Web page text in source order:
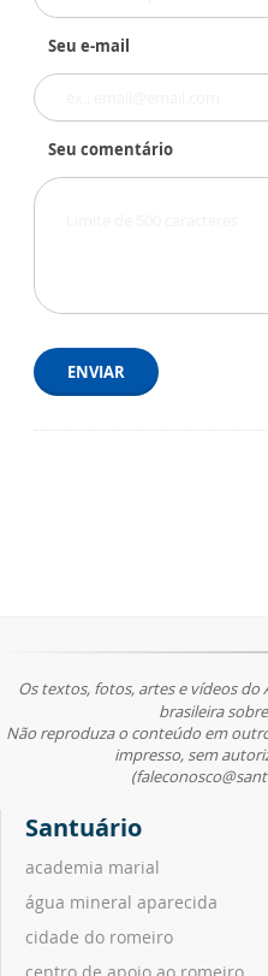
Seu e-mail
Seu comentário
ENVIAR
Os textos, fotos, artes e vídeos do
brasileira
Não reproduza o conteúdo em
impresso, sem
Santuário
academia marial
água mineral aparecida
cidade do romeiro
centro de apoio ao romeiro